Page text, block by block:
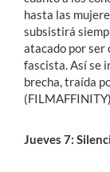
hasta las
subsistirá
atacado por ser
fascista. Así se
brecha, traída
Jueves 7: